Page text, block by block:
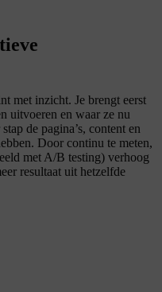
met inzicht. Je brengt eerst
uitvoeren en waar ze nu
de pagina’s, content en
Door continu te meten,
met A/B testing) verhoog
resultaat uit hetzelfde